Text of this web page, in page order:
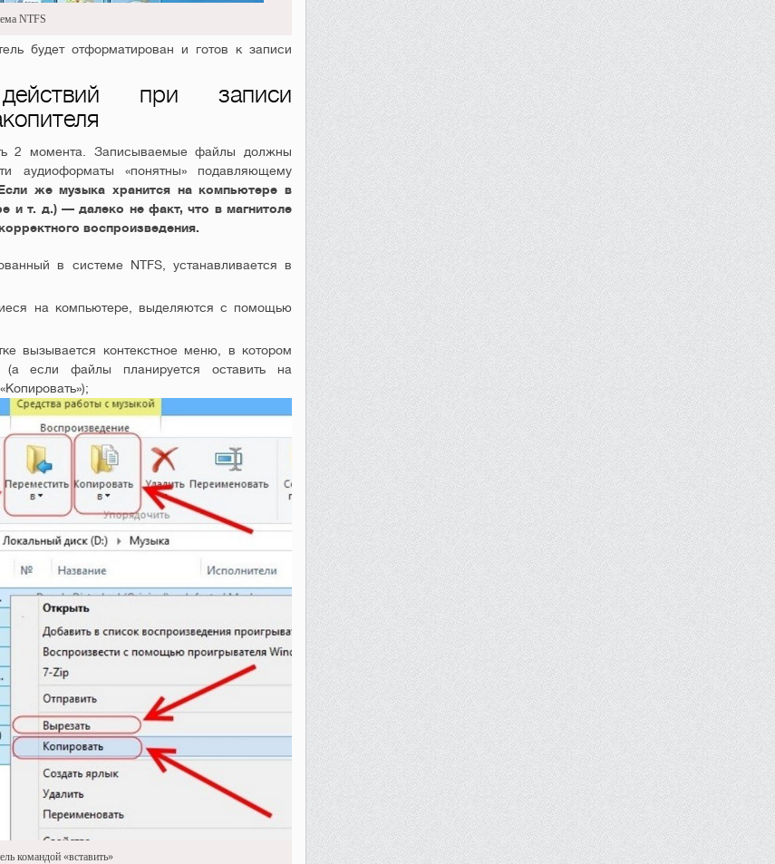
NTFS
будет отформатирован и готов к записи
действий при записи
2 момента. Записываемые файлы должны
аудиоформаты «понятны» подавляющему
же музыка хранится на компьютере в
и т. д.) — далеко не факт, что в магнитоле
воспроизведения.
в системе NTFS, устанавливается в
на компьютере, выделяются с помощью
вызывается контекстное меню, в котором
(а если файлы планируется оставить на
командой «вставить»